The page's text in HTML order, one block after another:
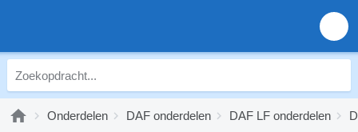
Onderdelen DAF onderdelen DAF LF onderdelen